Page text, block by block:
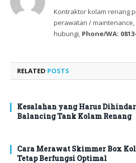
Kontraktor kolam renang
perawatan /
hubungi, Phone/WA:
RELATED POSTS
Kesalahan yang Harus
Balancing Tank Kolam Renang
Cara Merawat Skimmer Box
Tetap Berfungsi Optimal